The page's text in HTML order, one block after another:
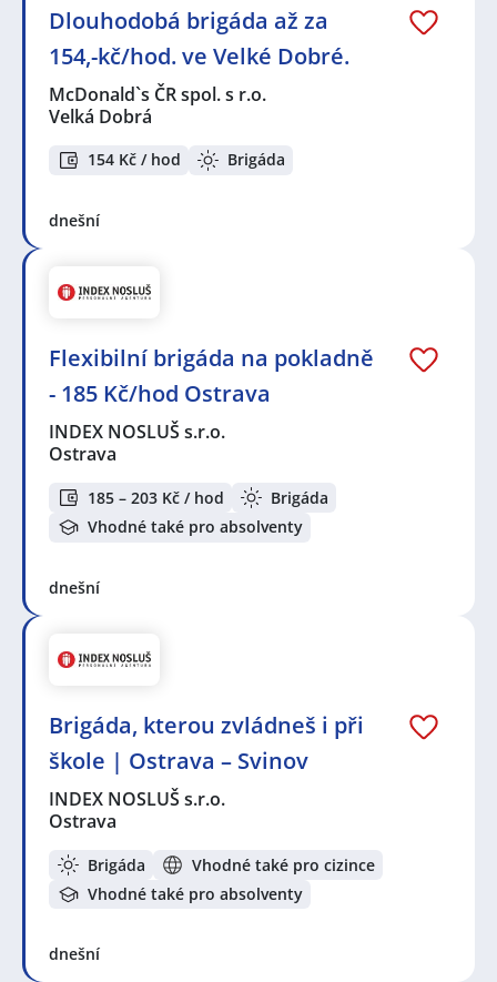
Dlouhodobá brigáda až za
154,-kč/hod. ve Velké Dobré.
McDonald`s ČR spol. s r.o.
Velká Dobrá
154 Kč / hod Brigáda
dnešní
Flexibilní brigáda na pokladně
- 185 Kč/hod Ostrava
INDEX NOSLUŠ s.r.o.
Ostrava
185 – 203 Kč / hod
Brigáda
Vhodné také pro absolventy
dnešní
Brigáda, kterou zvládneš i při
škole | Ostrava – Svinov
INDEX NOSLUŠ s.r.o.
Ostrava
Brigáda
Vhodné také pro cizince
Vhodné také pro absolventy
dnešní